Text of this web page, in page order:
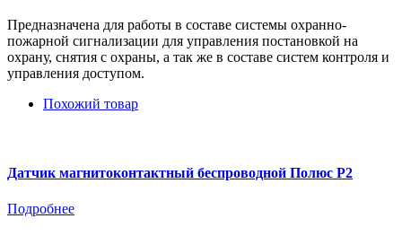
Предназначена для работы в составе системы охранно-
пожарной сигнализации для управления постановкой на
охрану, снятия с охраны, а так же в составе систем контроля и
управления доступом.
Похожий товар
Датчик магнитоконтактный беспроводной Полюс Р2
Подробнее